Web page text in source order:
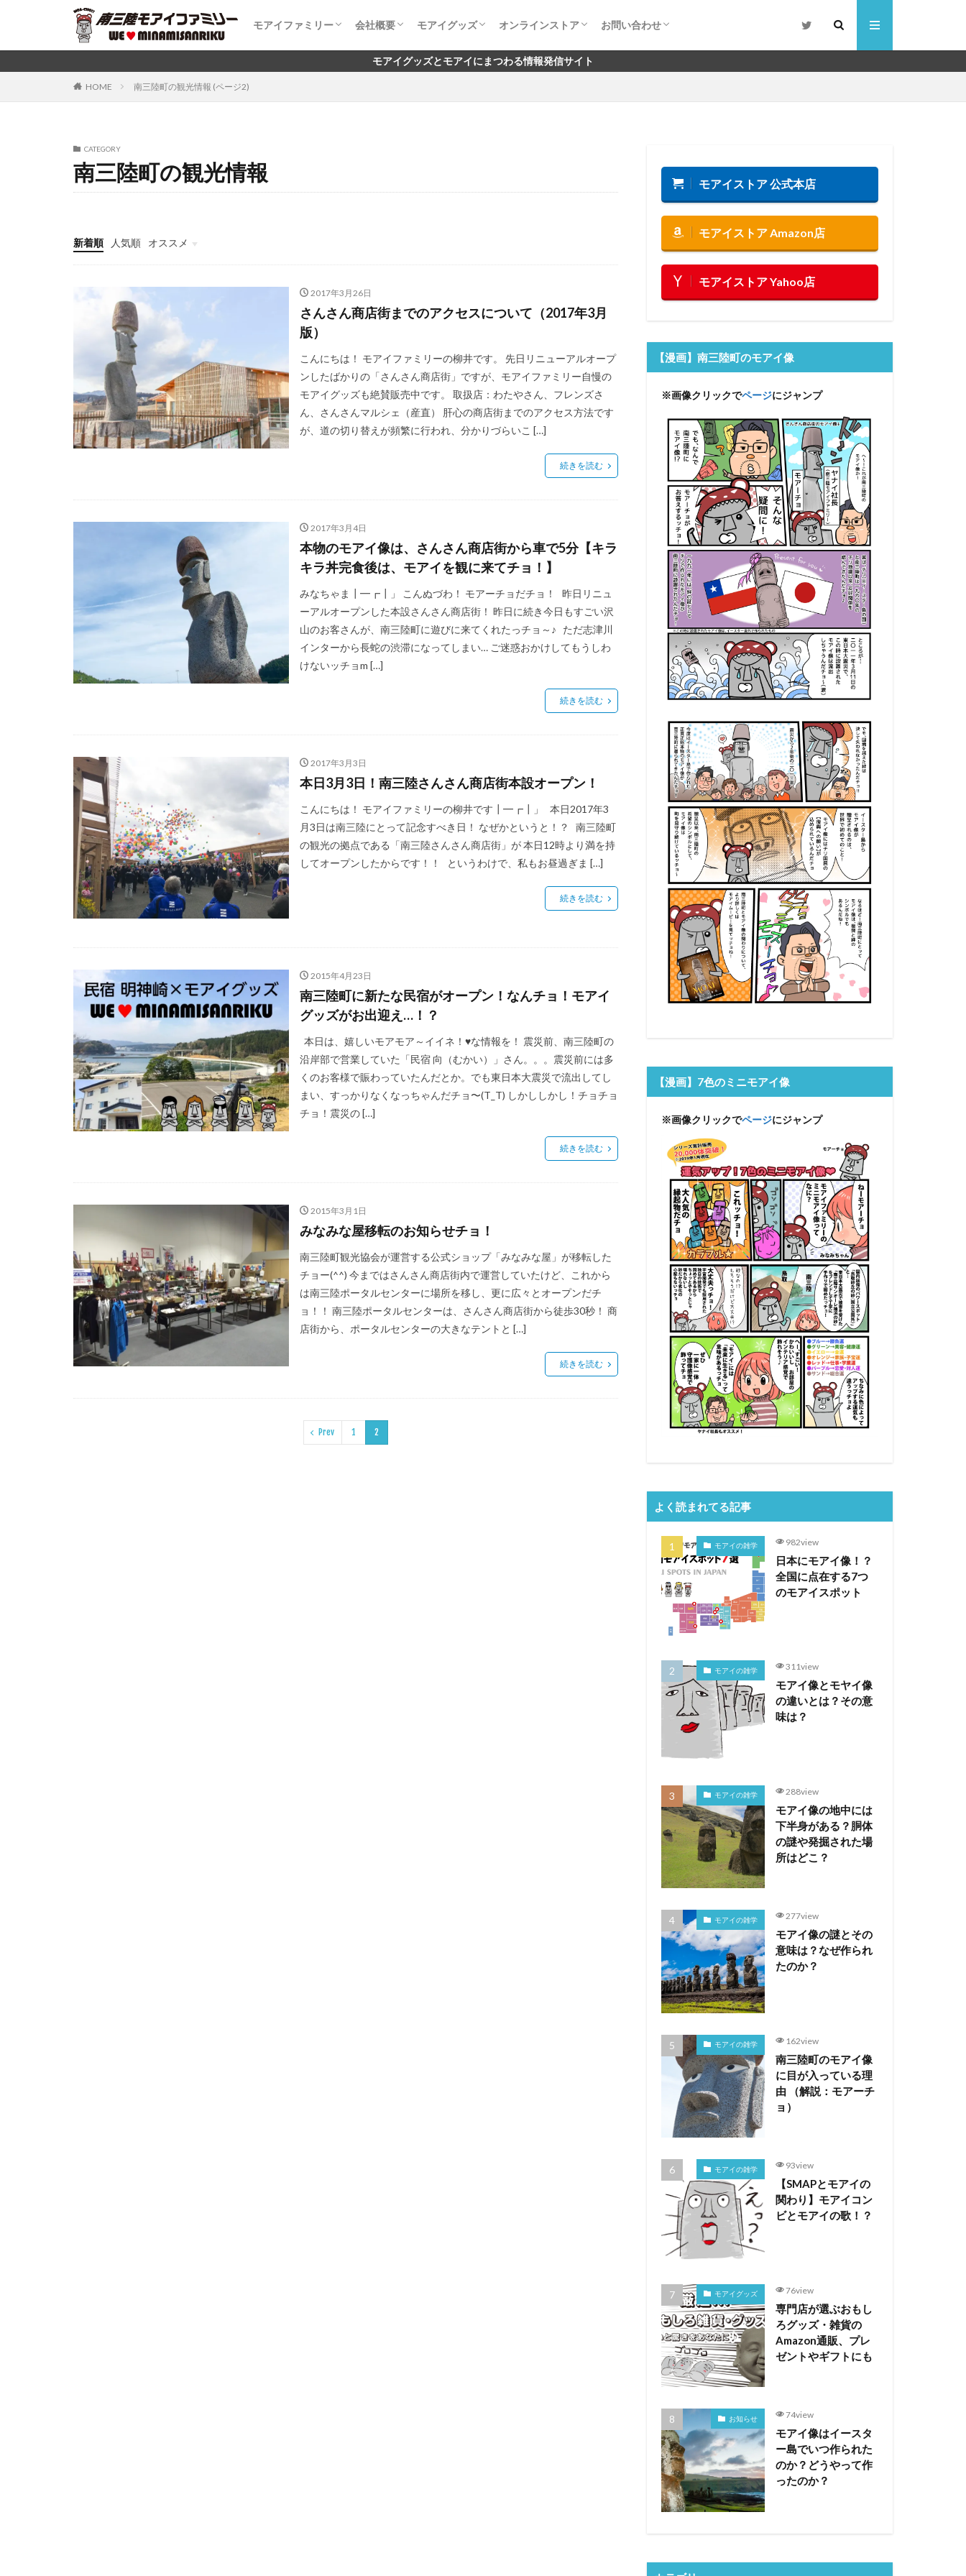
モアイファミリー
南三陸町とモアイ像の関わり
南三陸町のモアイ像までのアクセス
会社概要
会社概要
代表挨拶
経営理念
社会貢献
モアイグッズ
モアイグッズ
コラボグッズ
実店舗 取扱店一覧
コンセプト・お客様の声
オンラインストア
モアイストア 公式本店
モアイストア Amazon店
モアイストア Yahoo店
お問い合わせ
モアイグッズとモアイにまつわる情報発信サイト
HOME 南三陸町の観光情報 (ページ2)
CATEGORY
南三陸町の観光情報
新着順 人気順
オススメ
モアイグッズ
コラボグッズ
おもしろ雑貨・グッズ
モアイの雑学
イースター島の雑学
2017年3月26日
さんさん商店街までのアクセスについて（2017年3月
版）
こんにちは！ モアイファミリーの柳井です。 先日リニューアルオープ
ンしたばかりの「さんさん商店街」ですが、モアイファミリー自慢の
モアイグッズも絶賛販売中です。 取扱店：わたやさん、フレンズさ
ん、さんさんマルシェ（産直） 肝心の商店街までのアクセス方法です
が、道の切り替えが頻繁に行われ、分かりづらいこ […]
続きを読む
2017年3月4日
本物のモアイ像は、さんさん商店街から車で5分【キラ
キラ丼完食後は、モアイを観に来てチョ！】
みなちゃま┃━┏┃」 こんぬづわ！ モアーチョだチョ！ 昨日リニュ
ーアルオープンした本設さんさん商店街！ 昨日に続き今日もすごい沢
山のお客さんが、南三陸町に遊びに来てくれたっチョ～♪ ただ志津川
インターから長蛇の渋滞になってしまい… ご迷惑おかけしてもうしわ
けないッチョm […]
続きを読む
2017年3月3日
本日3月3日！南三陸さんさん商店街本設オープン！
こんにちは！ モアイファミリーの柳井です┃━┏┃」 本日2017年3
月3日は南三陸にとって記念すべき日！ なぜかというと！？ 南三陸町
の観光の拠点である「南三陸さんさん商店街」が 本日12時より満を持
してオープンしたからです！！ というわけで、私もお昼過ぎま […]
続きを読む
2015年4月23日
南三陸町に新たな民宿がオープン！なんチョ！モアイ
グッズがお出迎え…！？
本日は、嬉しいモアモア～イイネ！♥な情報を！ 震災前、南三陸町の
沿岸部で営業していた「民宿 向（むかい）」さん。。。震災前には多
くのお客様で賑わっていたんだとか。でも東日本大震災で流出してし
まい、すっかりなくなっちゃんだチョ〜(T_T) しかししかし！チョチョ
チョ！震災の […]
続きを読む
2015年3月1日
みなみな屋移転のお知らせチョ！
南三陸町観光協会が運営する公式ショップ「みなみな屋」が移転した
チョー(^^) 今まではさんさん商店街内で運営していたけど、これから
は南三陸ポータルセンターに場所を移し、更に広々とオープンだチ
ョ！！ 南三陸ポータルセンターは、さんさん商店街から徒歩30秒！ 商
店街から、ポータルセンターの大きなテントと […]
続きを読む
Prev 1 2
モアイストア 公式本店
モアイストア Amazon店
モアイストア Yahoo店
【漫画】南三陸町のモアイ像
※画像クリックでページにジャンプ
【漫画】7色のミニモアイ像
※画像クリックでページにジャンプ
よく読まれてる記事
モアイの雑学 982view
日本にモアイ像！？
全国に点在する7つ
のモアイスポット
モアイの雑学 311view
モアイ像とモヤイ像
の違いとは？その意
味は？
モアイの雑学 288view
モアイ像の地中には
下半身がある？胴体
の謎や発掘された場
所はどこ？
モアイの雑学 277view
モアイ像の謎とその
意味は？なぜ作られ
たのか？
モアイの雑学 162view
南三陸町のモアイ像
に目が入っている理
由 （解説：モアーチ
ョ）
モアイの雑学 93view
【SMAPとモアイの
関わり】モアイコン
ビとモアイの歌！？
モアイグッズ 76view
専門店が選ぶおもし
ろグッズ・雑貨の
Amazon通販、プレ
ゼントやギフトにも
お知らせ 74view
モアイ像はイースタ
ー島でいつ作られた
のか？どうやって作
ったのか？